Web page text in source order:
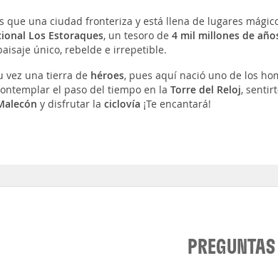
que una ciudad fronteriza y está llena de lugares
Los Estoraques, un tesoro de 4 mil millones de
único, rebelde e irrepetible.
vez una tierra de héroes, pues aquí nació uno de los
el paso del tiempo en la Torre del Reloj,
y disfrutar la ciclovía ¡Te encantará!